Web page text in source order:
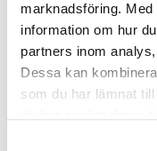
marknadsföring.
information om hur
partners inom
Dessa kan
som du har lämnat
Rubrik